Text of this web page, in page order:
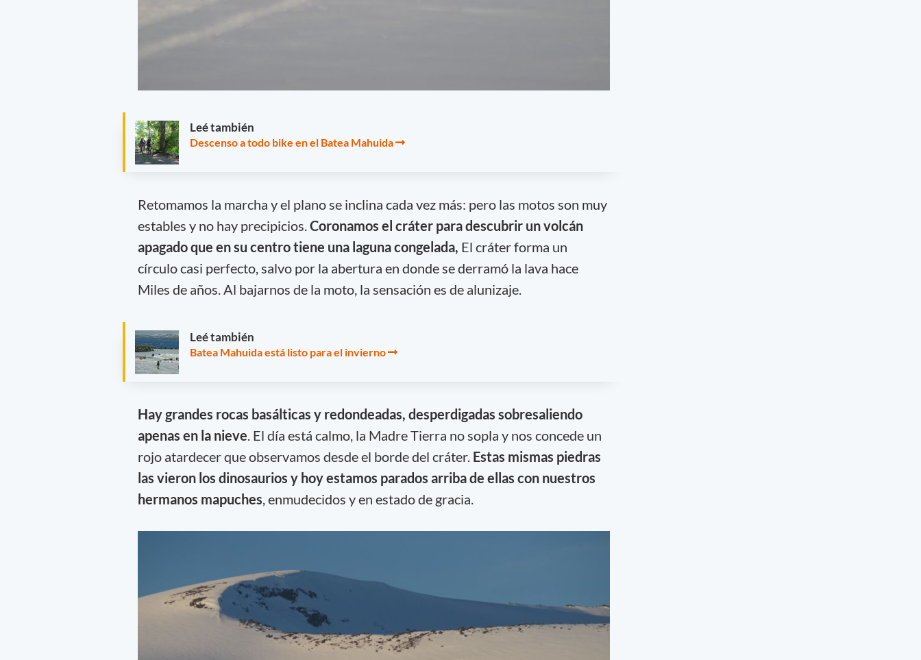
Leé también
Descenso a todo bike en el Batea Mahuida
Retomamos la marcha y el plano se inclina cada vez más: pero las motos son muy
estables y no hay precipicios.Coronamos el cráter para descubrir un volcán
apagado que en su centro tiene una laguna congelada, El cráter forma un
círculo casi perfecto, salvo por la abertura en donde se derramó la lava hace
Miles de años. Al bajarnos de la moto, la sensación es de alunizaje.
Leé también
Batea Mahuida está listo para el invierno
Hay grandes rocas basálticas y redondeadas, desperdigadas sobresaliendo
apenas en la nieve. El día está calmo, la Madre Tierra no sopla y nos concede un
rojo atardecer que observamos desde el borde del cráter. Estas mismas piedras
las vieron los dinosaurios y hoy estamos parados arriba de ellas con nuestros
hermanos mapuches, enmudecidos y en estado de gracia.